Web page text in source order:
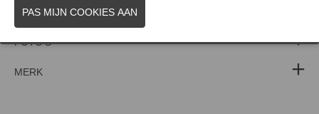
PRODUCTGROEP
FOTO'S
MERK